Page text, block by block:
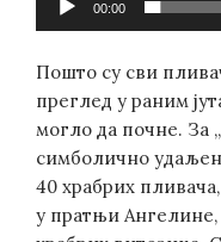
00:00
Пошто су сви
преглед у раним
могло да почне. За
симболично удаљен
40 храбрих
у пратњи